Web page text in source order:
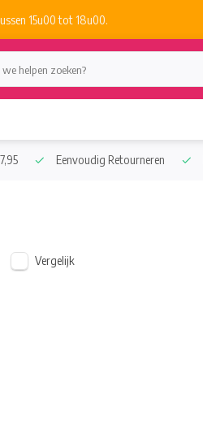
15u00 tot 18u00.
Eenvoudig Retourneren
Vergelijk